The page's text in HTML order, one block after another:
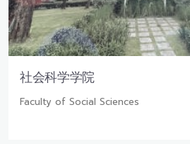
社会科学学院
Faculty of Social Sciences